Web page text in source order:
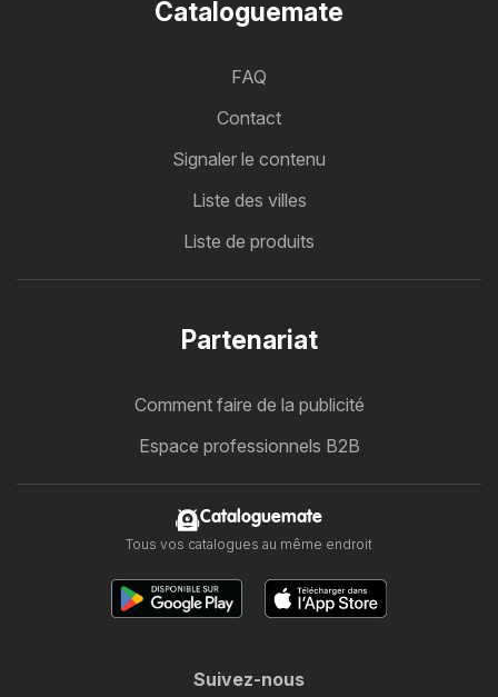
Cataloguemate
FAQ
Contact
Signaler le contenu
Liste des villes
Liste de produits
Partenariat
Comment faire de la publicité
Espace professionnels B2B
Cataloguemate
Tous vos catalogues au même endroit
Suivez-nous